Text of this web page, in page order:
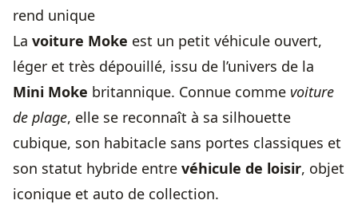
rend unique
La voiture Moke est un petit véhicule ouvert,
léger et très dépouillé, issu de l’univers de la
Mini Moke britannique. Connue comme voiture
de plage, elle se reconnaît à sa silhouette
cubique, son habitacle sans portes classiques et
son statut hybride entre véhicule de loisir, objet
iconique et auto de collection.